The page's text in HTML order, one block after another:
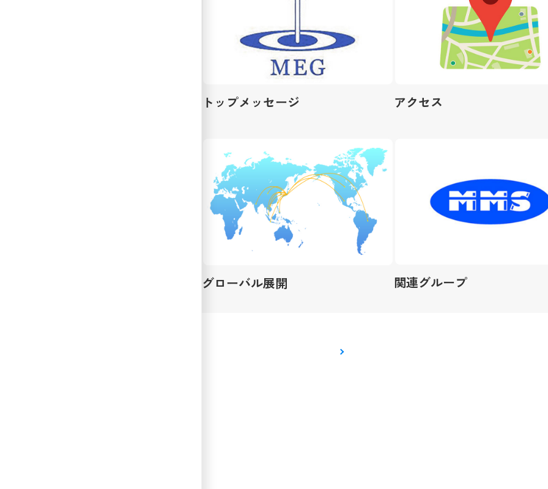
トップメッセージ アクセス
グローバル展開 関連グループ
企業情報